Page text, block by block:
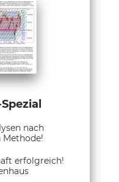
nach
erfolgreich!